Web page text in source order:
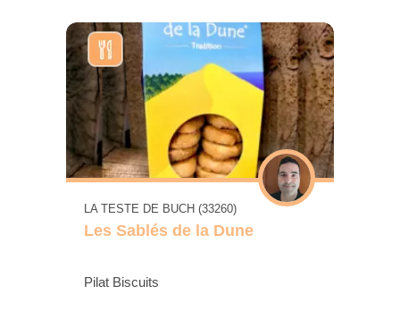
LA TESTE DE BUCH (33260)
Les Sablés de la Dune
Pilat Biscuits